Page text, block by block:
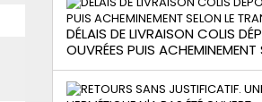
DÉLAIS DE LIVRAISON COLIS
OUVRÉES PUIS ACHEMINEMENT